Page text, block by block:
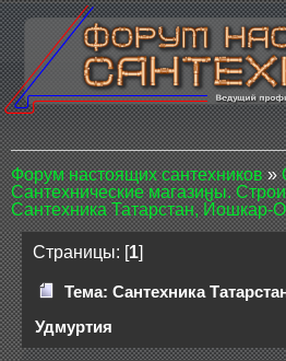
Форум настоящих сантехников»
Сантехнические магазины.
Сантехника Татарстан, Йошкар-
Страницы: [1]
Тема: Сантехника
Удмуртия